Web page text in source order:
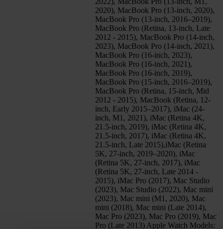
2020), MacBook Pro (13-inch, 2020),
MacBook Pro (13-inch, 2016–2019),
MacBook Pro (Retina, 13-inch, Late
2012 - 2015), MacBook Pro (14‑inch,
2023), MacBook Pro (14‑inch, 2021),
MacBook Pro (16‑inch, 2023),
MacBook Pro (16‑inch, 2021),
MacBook Pro (16-inch, 2019),
MacBook Pro (15-inch, 2016–2019),
MacBook Pro (Retina, 15‑inch, Mid
2012 ‑ 2015), MacBook (Retina, 12-
inch, Early 2015–2017), iMac (24-
inch, M1, 2021), iMac (Retina 4K,
21.5‑inch, 2019), iMac (Retina 4K,
21.5‑inch, 2017), iMac (Retina 4K,
21.5-inch, Late 2015),iMac (Retina
5K, 27-inch, 2019–2020), iMac
(Retina 5K, 27‑inch, 2017), iMac
(Retina 5K, 27-inch, Late 2014 -
2015), iMac Pro (2017), Mac Studio
(2023), Mac Studio (2022), Mac mini
(2023), Mac mini (M1, 2020), Mac
mini (2018), Mac mini (Late 2014),
Mac Pro (2023), Mac Pro (2019), Mac
Pro (Late 2013) Apple Watch Models: